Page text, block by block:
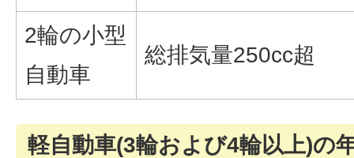
2輪の小型
自動車
総排気量250cc超
軽自動車(3輪および4輪以上)の